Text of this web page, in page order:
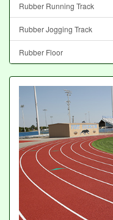
Rubber Running Track
Rubber Jogging Track
Rubber Floor